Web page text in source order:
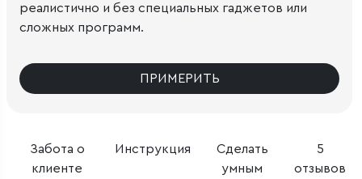
Забота о
клиенте
Инструкция
Сделать
умным
5
отзывов
реалистично и без специальных гаджетов или
сложных программ.
ПРИМЕРИТЬ